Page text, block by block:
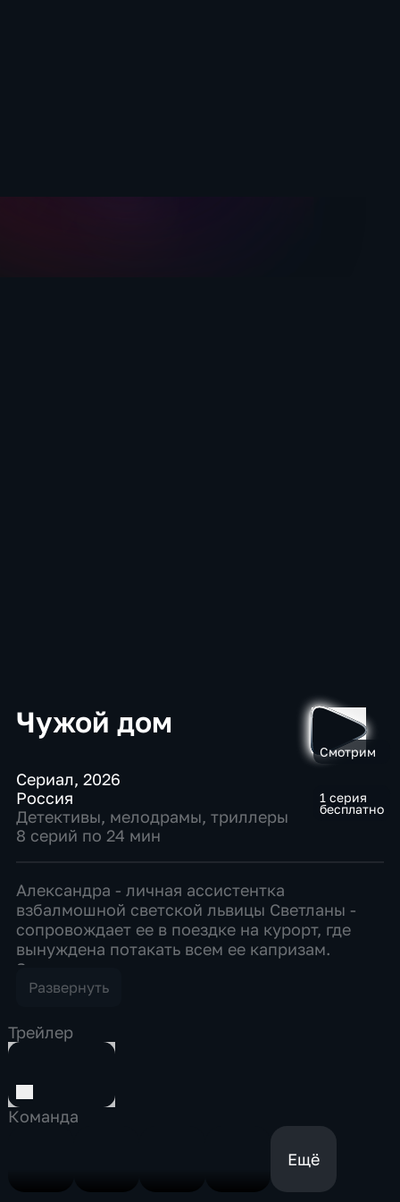
Чужой дом
Смотрим
1 серия
бесплатно
Сериал,2026
Россия
Детективы, мелодрамы,триллеры
8 серий по 24 мин
Александра - личная ассистентка
взбалмошной светской львицы Светланы -
сопровождает ее в поездке на курорт, где
вынуждена потакать всем ее капризам.
Заприметив в санатории недавно
овдовевшего богача Максима Морозова,
его внимание, но … от усердия ломает ногу.
Максим навещает Светлану в больнице и
людьми вспыхивает чувство, и уже спустя
неделю Морозов делает Саше предложение,
которое та принимает. Максим привозит
скромной девушке пока все кажется
пугающим: и роскошь, и обитатели особняка.
Развернуть
Трейлер
Команда
Ещё